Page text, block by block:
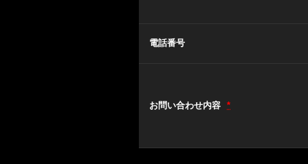
電話番号
お問い合わせ内容 *